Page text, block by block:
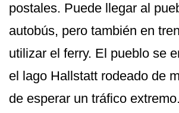
postales. Puede llegar al
autobús, pero también en
utilizar el ferry. El pueblo se
el lago Hallstatt rodeado de
de esperar un tráfico extremo.